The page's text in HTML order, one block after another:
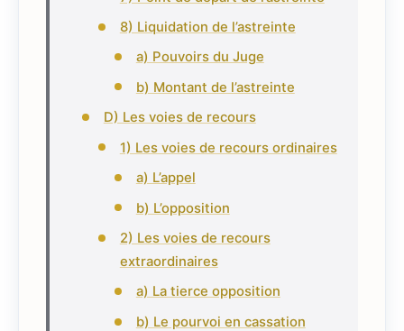
8) Liquidation de l’astreinte
a) Pouvoirs du Juge
b) Montant de l’astreinte
D) Les voies de recours
1) Les voies de recours ordinaires
a) L’appel
b) L’opposition
2) Les voies de recours
extraordinaires
a) La tierce opposition
b) Le pourvoi en cassation